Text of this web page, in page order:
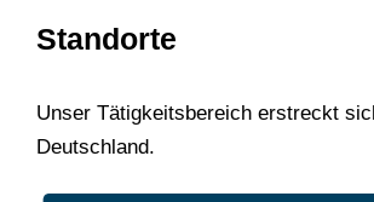
Standorte
Unser Tätigkeitsbereich erstreckt
Deutschland.